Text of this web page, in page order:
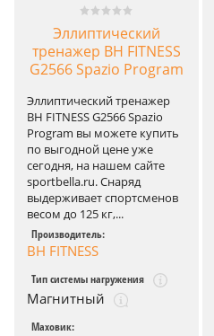
Эллиптический
тренажер BH FITNESS
G2566 Spazio Program
Эллиптический тренажер
BH FITNESS G2566 Spazio
Program вы можете купить
по выгодной цене уже
сегодня, на нашем сайте
sportbella.ru. Снаряд
выдерживает спортсменов
весом до 125 кг,...
Производитель:
BH FITNESS
Тип системы нагружения
Магнитный
Маховик: